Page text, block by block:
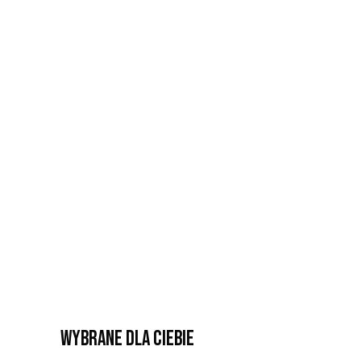
Wybrane dla Ciebie